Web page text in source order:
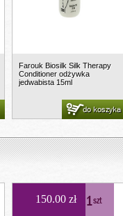
Farouk Biosilk Silk Therapy
Conditioner odżywka
jedwabista 15ml
do koszyka
150.00 zł 1szt